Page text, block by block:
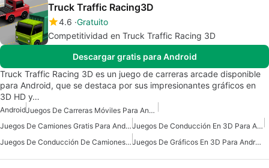
Truck Traffic Racing3D
4.6 Gratuito
Competitividad en Truck Traffic Racing 3D
Descargar gratis para Android
Truck Traffic Racing 3D es un juego de carreras arcade disponible
para Android, que se destaca por sus impresionantes gráficos en
3D HD y…
Android
Juegos De Carreras Móviles Para Android Gratis
Juegos De Camiones Gratis Para Android
Juegos De Conducción En 3D Para Android
Juegos De Conducción De Camiones Para Android
Juegos De Gráficos En 3D Para Android